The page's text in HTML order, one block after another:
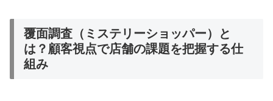
覆面調査（ミステリーショッパー）と
は？顧客視点で店舗の課題を把握する仕
組み